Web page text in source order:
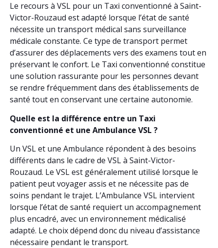
Le recours à VSL pour un Taxi conventionné à Saint-
Victor-Rouzaud est adapté lorsque l’état de santé
nécessite un transport médical sans surveillance
médicale constante. Ce type de transport permet
d’assurer des déplacements vers des examens tout en
préservant le confort. Le Taxi conventionné constitue
une solution rassurante pour les personnes devant
se rendre fréquemment dans des établissements de
santé tout en conservant une certaine autonomie.
Quelle est la différence entre un Taxi
conventionné et une Ambulance VSL ?
Un VSL et une Ambulance répondent à des besoins
différents dans le cadre de VSL à Saint-Victor-
Rouzaud. Le VSL est généralement utilisé lorsque le
patient peut voyager assis et ne nécessite pas de
soins pendant le trajet. L’Ambulance VSL intervient
lorsque l’état de santé requiert un accompagnement
plus encadré, avec un environnement médicalisé
adapté. Le choix dépend donc du niveau d’assistance
nécessaire pendant le transport.